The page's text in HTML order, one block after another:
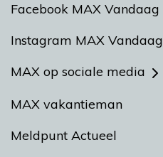
Facebook MAX Vandaag
Instagram MAX Vandaag
MAX op sociale media
MAX vakantieman
Meldpunt Actueel